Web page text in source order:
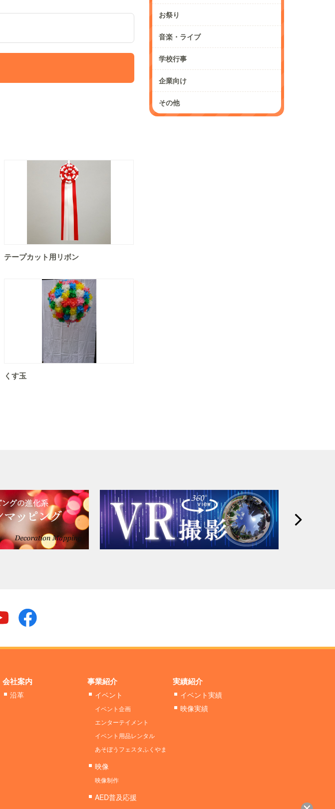
テープカット用リボン
くす玉
お祭り
音楽・ライブ
学校行事
企業向け
その他
会社案内
沿革
事業紹介
イベント
イベント企画
エンターテイメント
イベント用品レンタル
あそぼうフェスタふくやま
映像
映像制作
AED普及応援
実績紹介
イベント実績
映像実績